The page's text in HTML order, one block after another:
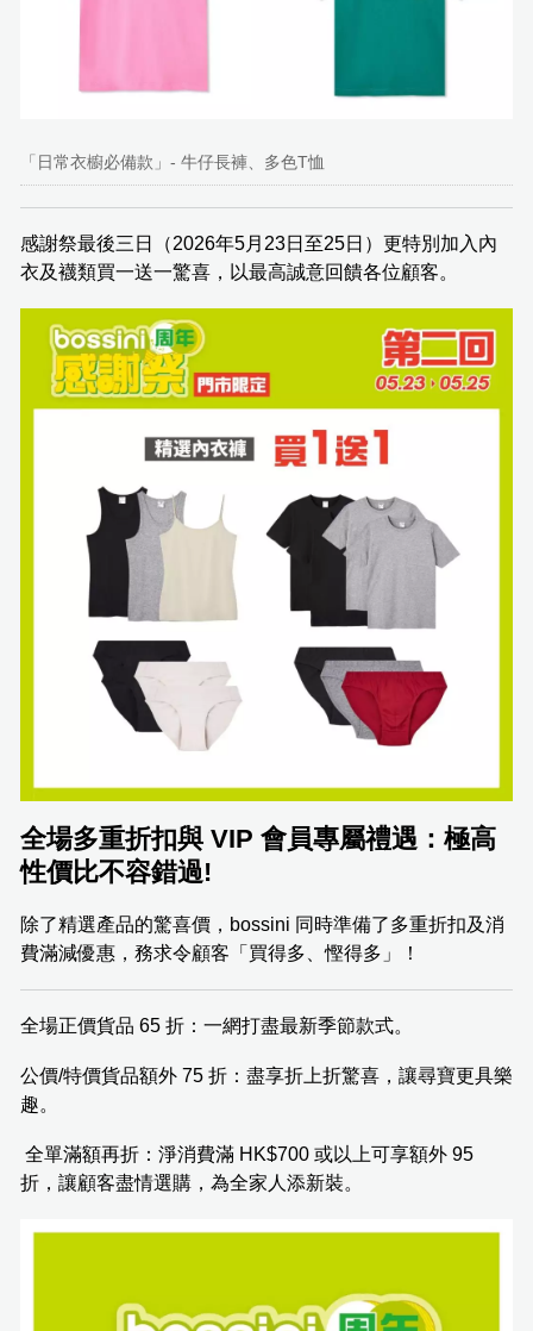
「日常衣櫥必備款」- 牛仔長褲、多色T恤
感謝祭最後三日（2026年5月23日至25日）更特別加入內
衣及襪類買一送一驚喜，以最高誠意回饋各位顧客。
全場多重折扣與 VIP 會員專屬禮遇：極高
性價比不容錯過!
除了精選產品的驚喜價，bossini 同時準備了多重折扣及消
費滿減優惠，務求令顧客「買得多、慳得多」！
全場正價貨品 65 折：一網打盡最新季節款式。
公價/特價貨品額外 75 折：盡享折上折驚喜，讓尋寶更具樂
趣。
全單滿額再折：淨消費滿 HK$700 或以上可享額外 95
折，讓顧客盡情選購，為全家人添新裝。